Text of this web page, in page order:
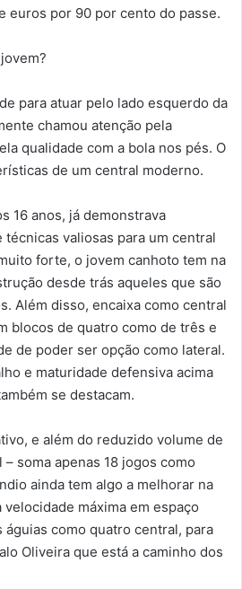
euros por 90 por cento do passe.
para atuar pelo lado esquerdo da
chamou atenção pela
qualidade com a bola nos pés. O
de um central moderno.
16 anos, já demonstrava
valiosas para um central
forte, o jovem canhoto tem na
desde trás aqueles que são
Além disso, encaixa como central
blocos de quatro como de três e
de poder ser opção como lateral.
e maturidade defensiva acima
se destacam.
e além do reduzido volume de
soma apenas 18 jogos como
ainda tem algo a melhorar na
velocidade máxima em espaço
como quatro central, para
Oliveira que está a caminho dos